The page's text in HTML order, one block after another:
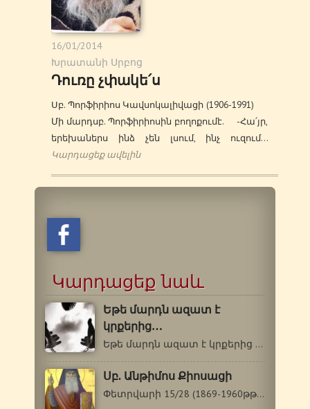
16/01/2014
Խրատանի Սրբոց
Դուռը չփակե՛ս
Սբ. Պորֆիրիոս Կավսոկալիվացի (1906-1991)
Մի մարդսբ. Պորֆիրիոսին բողոքումէ. -Հա՛յր,
երեխաներս ինձ չեն լսում, ինչ ուզում…
Կարդացեք ավելին
Կարդացեք նաև
Եթե մարդն ազատ է
կրքերից…
Եթե մարդն ազատ է կրքերից ու վատ սովորություններից,…
Սբ. Անթիմոս Քիոսացի
Փետրվարի 15/28 (1869-1960թթ.) Սբ. Անթիմոս…